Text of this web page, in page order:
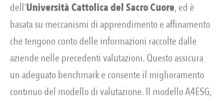
dell’Università Cattolica del Sacro Cuore, ed è
basata su meccanismi di apprendimento e affinamento
che tengono conto delle informazioni raccolte dalle
aziende nelle precedenti valutazioni. Questo assicura
un adeguato benchmark e consente il miglioramento
continuo del modello di valutazione. Il modello A4ESG,